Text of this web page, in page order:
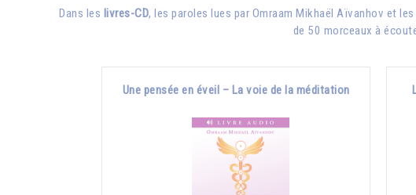
Dans les livres-CD, les paroles lues par Omraam Mikhaël Aïvanhov et
de 50 morceaux à
Une pensée en éveil – La voie de la méditation